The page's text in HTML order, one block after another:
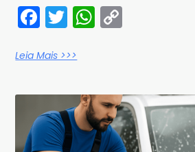
Facebook
TwitterWhatsApp
Leia Mais >>>